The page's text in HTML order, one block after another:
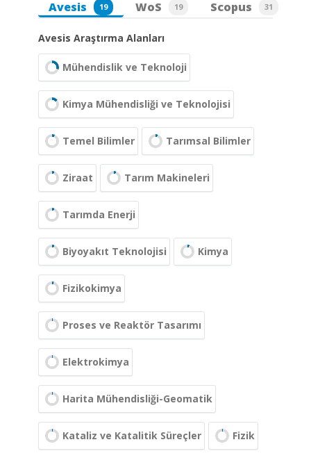
Avesis 19 WoS 19 Scopus 31
Avesis Araştırma Alanları
Mühendislik ve Teknoloji
Kimya Mühendisliği ve Teknolojisi
Temel Bilimler Tarımsal Bilimler
Ziraat Tarım Makineleri
Tarımda Enerji
Biyoyakıt Teknolojisi Kimya
Fizikokimya
Proses ve Reaktör Tasarımı
Elektrokimya
Harita Mühendisliği-Geomatik
Kataliz ve Katalitik Süreçler Fizik